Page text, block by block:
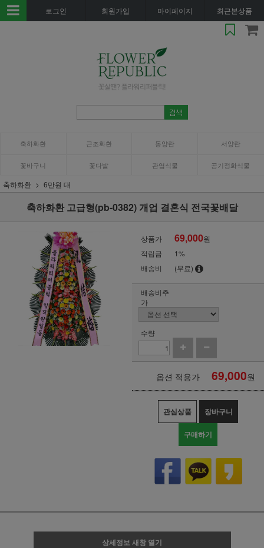
로그인 회원가입 마이페이지 최근본상품
축하화환 근조화환 동양란 서양란
꽃바구니 꽃다발 관엽식물 공기정화식물
축하화환 6만원 대
축하화환 고급형(pb-0382) 개업 결혼식 전국꽃배달
상품가 69,000원
적립금
1%
배송비
(무료)
배송비추
가
수량
옵션 적용가 69,000원
관심상품 장바구니
구매하기
상세정보 새창 열기